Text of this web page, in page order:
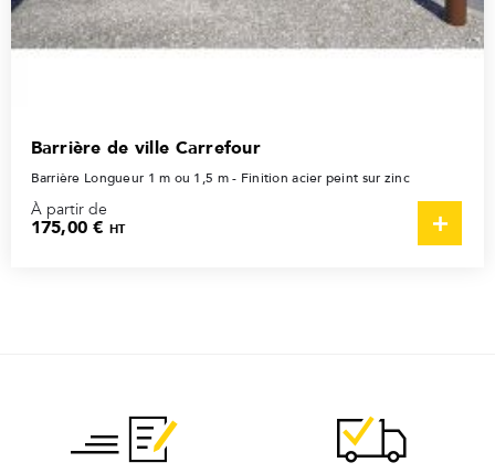
Barrière de ville Carrefour
Barrière Longueur 1 m ou 1,5 m - Finition acier peint sur zinc
À partir de
175,00 €HT